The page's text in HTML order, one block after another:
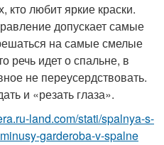
любит яркие краски.
допускает самые
на самые смелые
речь идет о спальне, в
не переусердствовать.
и «резать глаза».
land.com/stati/spalnya-s-
garderoba-v-spalne